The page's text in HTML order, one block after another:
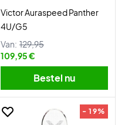
Victor Auraspeed Panther
4U/G5
Van: 129,95
109,95 €
Bestel nu
- 19%